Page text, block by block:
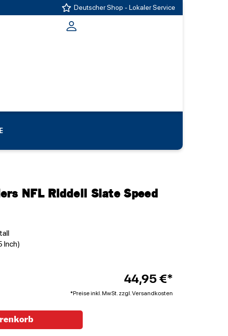
Deutscher Shop - Lokaler Service
NFL Riddell Slate Speed
Inch)
44,95 €*
*Preise inkl. MwSt. zzgl. Versandkosten